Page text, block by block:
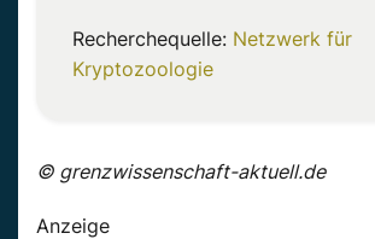
Recherchequelle: Netzwerk für
Kryptozoologie
© grenzwissenschaft-aktuell.de
Anzeige